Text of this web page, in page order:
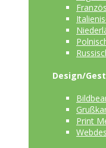
Design/
Print